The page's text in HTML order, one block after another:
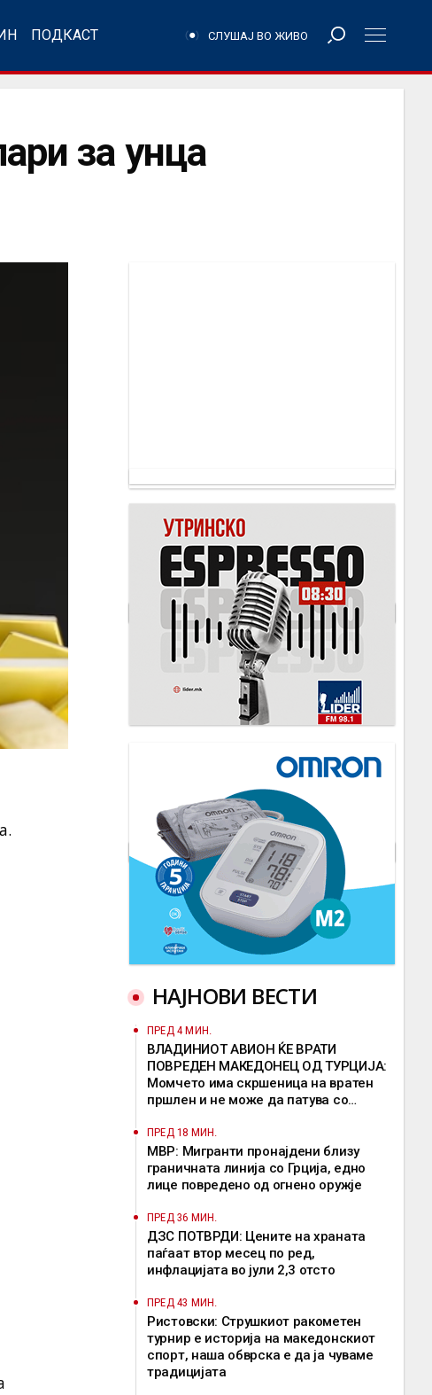
ПОДКАСТ СЛУШАЈ ВО ЖИВО
за унца
НАЈНОВИ ВЕСТИ
ПРЕД 4 МИН.
ВЛАДИНИОТ АВИОН ЌЕ ВРАТИ
ПОВРЕДЕН МАКЕДОНЕЦ ОД ТУРЦИЈА:
Момчето има скршеница на вратен
пршлен и не може да патува со
ПРЕД 18 МИН.
МВР: Мигранти пронајдени близу
граничната линија со Грција, едно
лице повредено од огнено оружје
ПРЕД 36 МИН.
ДЗС ПОТВРДИ: Цените на храната
паѓаат втор месец по ред,
инфлацијата во јули 2,3 отсто
ПРЕД 43 МИН.
Ристовски: Струшкиот ракометен
турнир е историја на македонскиот
спорт, наша обврска е да ја чуваме
традицијата